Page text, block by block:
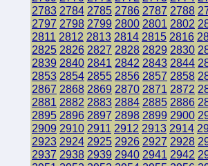
2783 2784 2785 2786 2787 2788
2797 2798 2799 2800 2801 2802
2811 2812 2813 2814 2815 2816
2825 2826 2827 2828 2829 2830
2839 2840 2841 2842 2843 2844
2853 2854 2855 2856 2857 2858
2867 2868 2869 2870 2871 2872
2881 2882 2883 2884 2885 2886
2895 2896 2897 2898 2899 2900
2909 2910 2911 2912 2913 2914
2923 2924 2925 2926 2927 2928
2937 2938 2939 2940 2941 2942